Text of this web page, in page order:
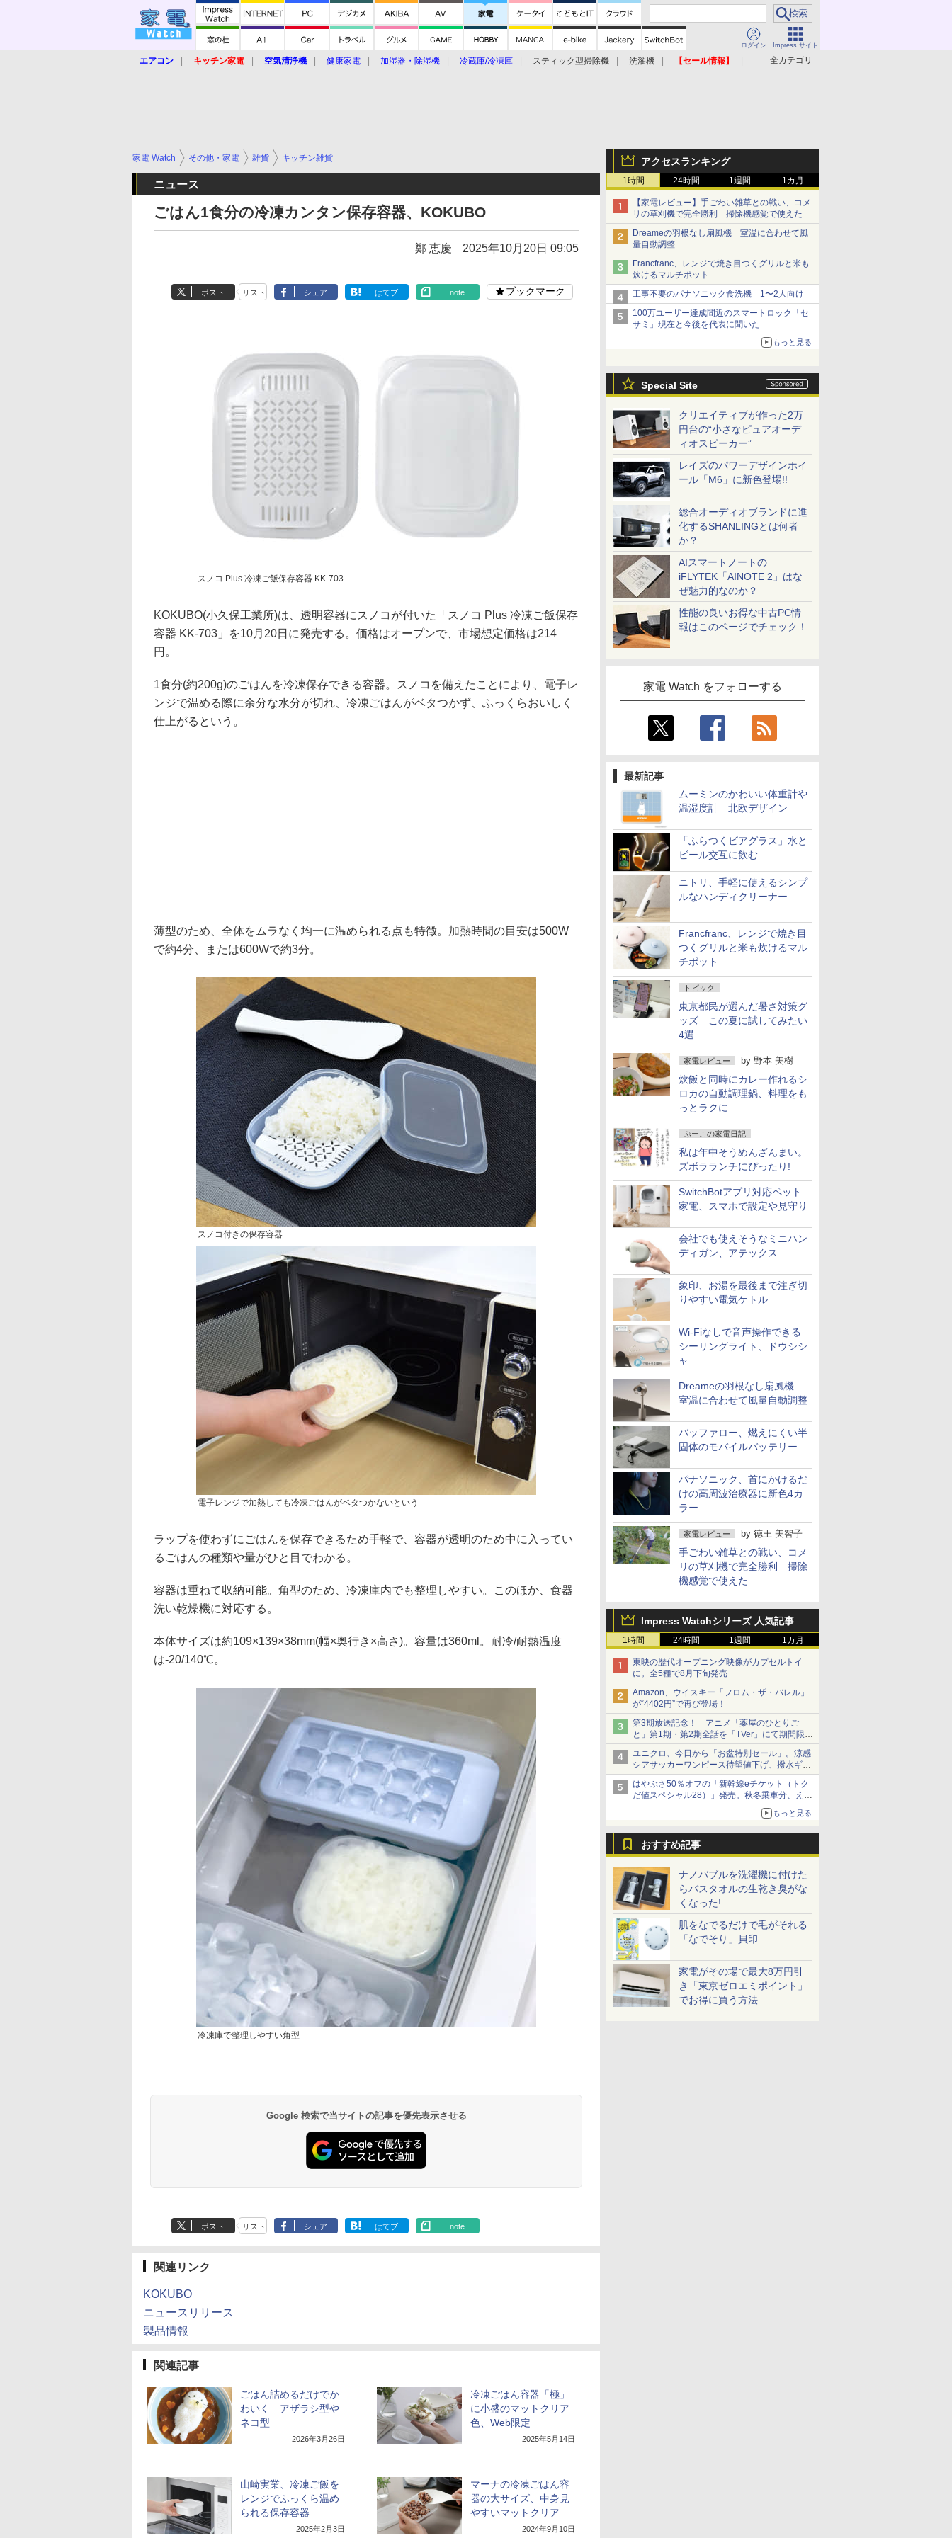
ログイン Impress サイト
全カテゴリ
エアコン キッチン家電 空気清浄機 健康家電 加湿器・除湿機 冷蔵庫/冷凍庫 スティック型掃除機 洗濯機
【セール情報】
アクセスランキング
1時間 24時間 1週間 1カ月
【家電レビュー】手ごわい雑草との戦い、コメ
リの草刈機で完全勝利 掃除機感覚で使えた
Dreameの羽根なし扇風機 室温に合わせて風
量自動調整
Francfranc、レンジで焼き目つくグリルと米も
炊けるマルチポット
工事不要のパナソニック食洗機 1〜2人向け
100万ユーザー達成間近のスマートロック「セ
サミ」現在と今後を代表に聞いた
もっと見る
Special Site
クリエイティブが作った2万
円台の“小さなピュアオーデ
ィオスピーカー”
レイズのパワーデザインホイ
ール「M6」に新色登場!!
総合オーディオブランドに進
化するSHANLINGとは何者
か？
AIスマートノートの
iFLYTEK「AINOTE 2」はな
ぜ魅力的なのか？
性能の良いお得な中古PC情
報はこのページでチェック！
家電 Watch をフォローする
最新記事
ムーミンのかわいい体重計や
温湿度計 北欧デザイン
「ふらつくビアグラス」水と
ビール交互に飲む
ニトリ、手軽に使えるシンプ
ルなハンディクリーナー
Francfranc、レンジで焼き目
つくグリルと米も炊けるマル
チポット
トピック
東京都民が選んだ暑さ対策グ
ッズ この夏に試してみたい
4選
家電レビュー by 野本 美樹
炊飯と同時にカレー作れるシ
ロカの自動調理鍋、料理をも
っとラクに
ぷーこの家電日記
私は年中そうめんざんまい。
ズボラランチにぴったり!
SwitchBotアプリ対応ペット
家電、スマホで設定や見守り
会社でも使えそうなミニハン
ディガン、アテックス
象印、お湯を最後まで注ぎ切
りやすい電気ケトル
Wi-Fiなしで音声操作できる
シーリングライト、ドウシシ
ャ
Dreameの羽根なし扇風機
室温に合わせて風量自動調整
バッファロー、燃えにくい半
固体のモバイルバッテリー
パナソニック、首にかけるだ
けの高周波治療器に新色4カ
ラー
家電レビュー by 徳王 美智子
手ごわい雑草との戦い、コメ
リの草刈機で完全勝利 掃除
機感覚で使えた
Impress Watchシリーズ 人気記事
1時間 24時間 1週間 1カ月
東映の歴代オープニング映像がカプセルトイ
に。全5種で8月下旬発売
Amazon、ウイスキー「フロム・ザ・バレル」
が“4402円”で再び登場！
第3期放送記念！ アニメ「薬屋のひとりご
と」第1期・第2期全話を「TVer」にて期間限定
で順次無料配信開始
ユニクロ、今日から「お盆特別セール」。涼感
シアサッカーワンピース待望値下げ、撥水ギア
ショーツは1990円に
はやぶさ50％オフの「新幹線eチケット（トク
だ値スペシャル28）」発売。秋冬乗車分、えき
もっと見る
おすすめ記事
ナノバブルを洗濯機に付けた
らバスタオルの生乾き臭がな
くなった!
肌をなでるだけで毛がそれる
「なでそり」貝印
家電がその場で最大8万円引
き「東京ゼロエミポイント」
でお得に買う方法
家電 Watch その他・家電 雑貨 キッチン雑貨
ニュース
ごはん1食分の冷凍カンタン保存容器、KOKUBO
鄭 恵慶 2025年10月20日 09:05
ポスト リスト シェア はてブ note ブックマーク
スノコ Plus 冷凍ご飯保存容器 KK-703
KOKUBO(小久保工業所)は、透明容器にスノコが付いた「スノコ Plus 冷凍ご飯保存
容器 KK-703」を10月20日に発売する。価格はオープンで、市場想定価格は214
円。
1食分(約200g)のごはんを冷凍保存できる容器。スノコを備えたことにより、電子レ
ンジで温める際に余分な水分が切れ、冷凍ごはんがベタつかず、ふっくらおいしく
仕上がるという。
薄型のため、全体をムラなく均一に温められる点も特徴。加熱時間の目安は500W
で約4分、または600Wで約3分。
スノコ付きの保存容器
電子レンジで加熱しても冷凍ごはんがベタつかないという
ラップを使わずにごはんを保存できるため手軽で、容器が透明のため中に入ってい
るごはんの種類や量がひと目でわかる。
容器は重ねて収納可能。角型のため、冷凍庫内でも整理しやすい。このほか、食器
洗い乾燥機に対応する。
本体サイズは約109×139×38mm(幅×奥行き×高さ)。容量は360ml。耐冷/耐熱温度
は-20/140℃。
冷凍庫で整理しやすい角型
Google 検索で当サイトの記事を優先表示させる
ポスト リスト シェア はてブ note
関連リンク
KOKUBO
ニュースリリース
製品情報
関連記事
ごはん詰めるだけでか
わいく アザラシ型や
ネコ型
2026年3月26日
冷凍ごはん容器「極」
に小盛のマットクリア
色、Web限定
2025年5月14日
山崎実業、冷凍ご飯を
レンジでふっくら温め
られる保存容器
2025年2月3日
マーナの冷凍ごはん容
器の大サイズ、中身見
やすいマットクリア
2024年9月10日